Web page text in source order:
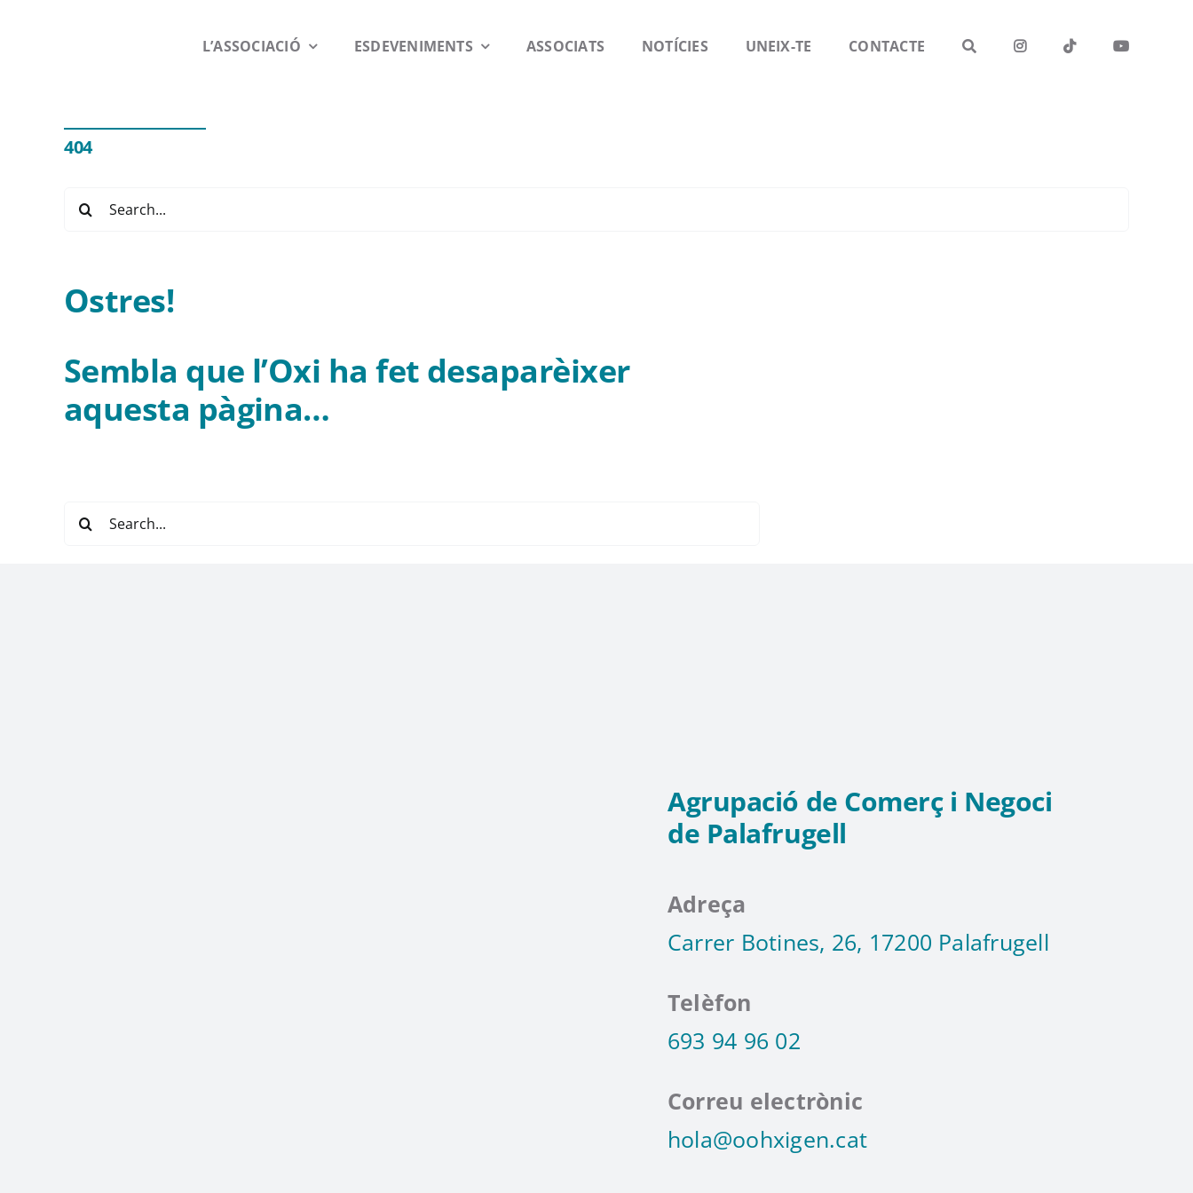
L’ASSOCIACIÓ ESDEVENIMENTS ASSOCIATS NOTÍCIES UNEIX-TE CONTACTE
404
Ostres!
Sembla que l’Oxi ha fet desaparèixer
aquesta pàgina…
Agrupació de Comerç i Negoci
de Palafrugell
Adreça
Carrer Botines, 26, 17200 Palafrugell
Telèfon
693 94 96 02
Correu electrònic
hola@oohxigen.cat